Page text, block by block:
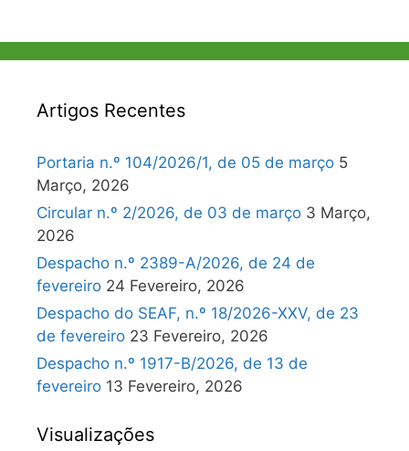
Artigos Recentes
Portaria n.º 104/2026/1, de 05 de março 5
Março, 2026
Circular n.º 2/2026, de 03 de março 3 Março,
2026
Despacho n.º 2389-A/2026, de 24 de
fevereiro 24 Fevereiro, 2026
Despacho do SEAF, n.º 18/2026-XXV, de 23
de fevereiro 23 Fevereiro, 2026
Despacho n.º 1917-B/2026, de 13 de
fevereiro 13 Fevereiro, 2026
Visualizações